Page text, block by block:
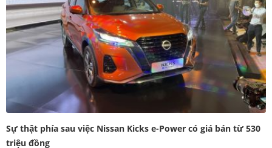
Sự thật phía sau việc Nissan Kicks e-Power có giá bán từ 530
triệu đồng